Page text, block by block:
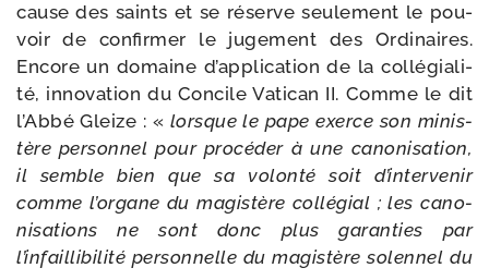
cause des saints et se réserve seule­ment le pou­
voir de confir­mer le juge­ment des Ordinaires.
Encore un domaine d’application de la col­lé­gia­li­
té, inno­va­tion du Concile Vatican II. Comme le dit
l’Abbé Gleize : « lorsque le pape exerce son minis­
tère per­son­nel pour pro­cé­der à une cano­ni­sa­tion,
il semble bien que sa volon­té soit d’intervenir
comme l’organe du magis­tère col­lé­gial ; les cano­
ni­sa­tions ne sont donc plus garan­ties par
l’infaillibilité per­son­nelle du magis­tère solen­nel du